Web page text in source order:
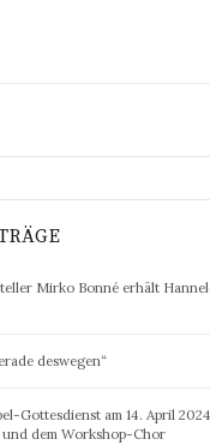
Mirko Bonné erhält
deswegen“
Gottesdienst am 14. April
und dem Workshop-Chor